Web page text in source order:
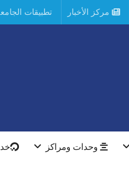
مركز الأخبار تطبيقات
وحدات ومراكز